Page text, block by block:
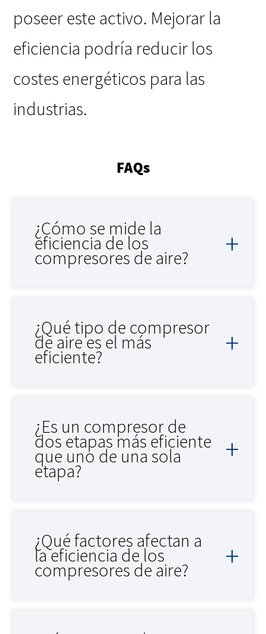
poseer este activo. Mejorar la
eficiencia podría reducir los
costes energéticos para las
industrias.
FAQs
¿Cómo se mide la
eficiencia de los
compresores de aire?
¿Qué tipo de compresor
de aire es el más
eficiente?
¿Es un compresor de
dos etapas más eficiente
que uno de una sola
etapa?
¿Qué factores afectan a
la eficiencia de los
compresores de aire?